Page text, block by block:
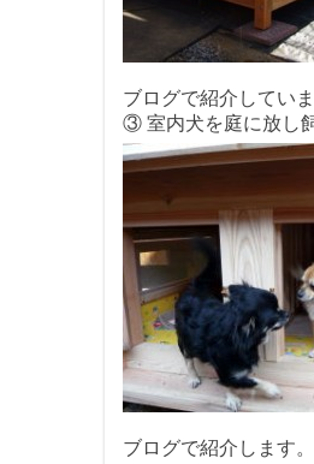
ブログで紹介していま
③ 室内犬を庭に放し
ブログで紹介します。